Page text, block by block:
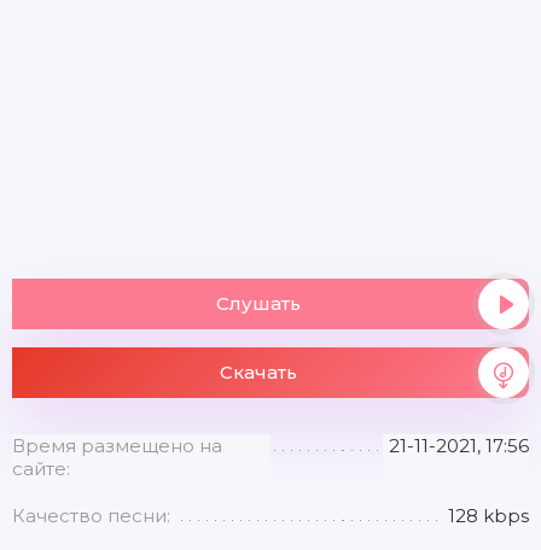
Слушать
Скачать
Время размещено на
сайте:
21-11-2021, 17:56
Качество песни: 128 kbps